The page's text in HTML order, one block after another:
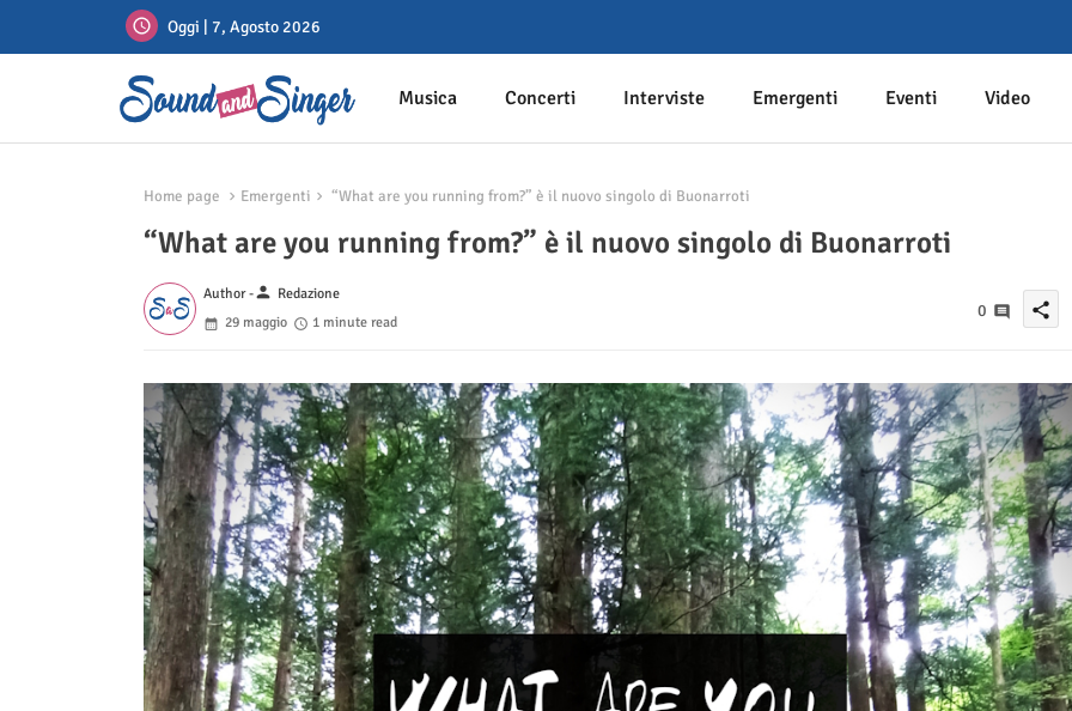
Oggi | 7, Agosto 2026
Musica Concerti Interviste Emergenti Eventi Video
Home page Emergenti “What are you running from?” è il nuovo singolo di Buonarroti
“What are you running from?” è il nuovo singolo di Buonarroti
Author -person Redazione
29 maggio
1 minute read
0 share